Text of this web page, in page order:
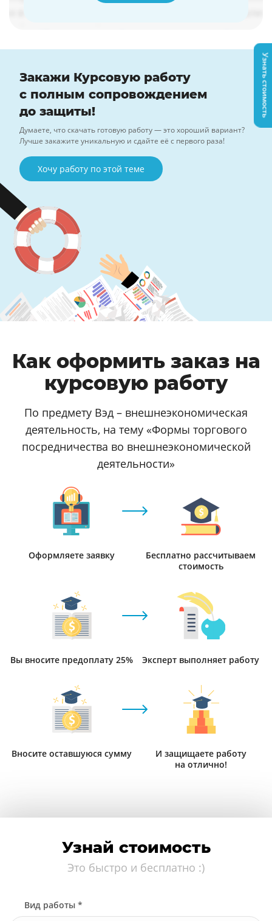
Закажи Курсовую работу
с полным сопровождением
до защиты!
Думаете, что скачать готовую работу — это хороший вариант?
Лучше закажите уникальную и сдайте её с первого раза!
Хочу работу по этой теме
Как оформить заказ на
курсовую работу
По предмету Вэд – внешнеэкономическая
деятельность, на тему «Формы торгового
посредничества во внешнеэкономической
деятельности»
Оформляете заявку
Бесплатно рассчитываем
стоимость
Вы вносите предоплату 25% Эксперт выполняет работу
Вносите оставшуюся сумму
И защищаете работу
на отлично!
Узнай стоимость
Это быстро и бесплатно :)
Вид работы *
Узнать стоимость